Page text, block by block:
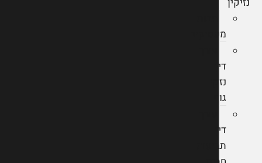
מעסיקים
דין
נזקי
גוף
דין
תביעות